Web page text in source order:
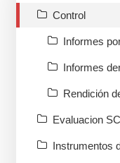
Control
Informes
Informes
Rendición
Evaluacion
Instrumentos